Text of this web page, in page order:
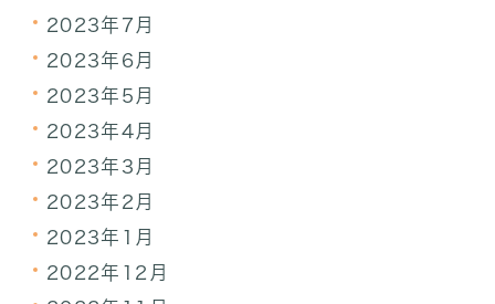
2023年7月
2023年6月
2023年5月
2023年4月
2023年3月
2023年2月
2023年1月
2022年12月